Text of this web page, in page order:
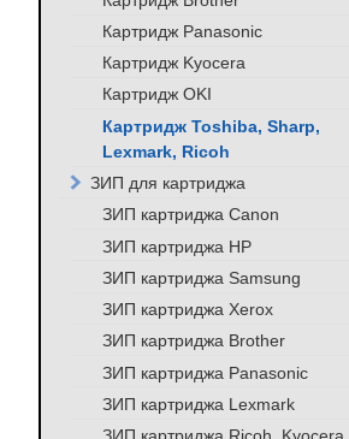
Картридж Panasonic
Картридж Kyocera
Картридж OKI
Картридж Toshiba, Sharp,
Lexmark, Ricoh
ЗИП для картриджа
ЗИП картриджа Canon
ЗИП картриджа HP
ЗИП картриджа Samsung
ЗИП картриджа Xerox
ЗИП картриджа Brother
ЗИП картриджа Panasonic
ЗИП картриджа Lexmark